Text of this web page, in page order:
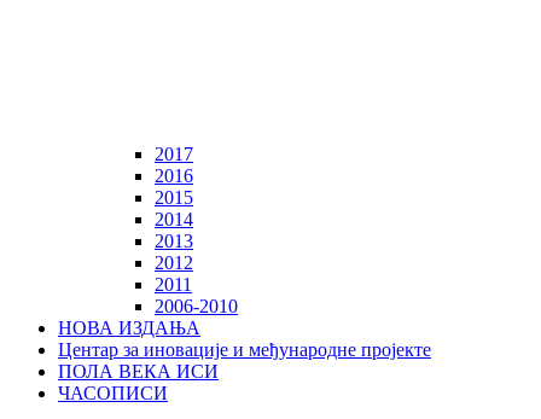
2017
2016
2015
2014
2013
2012
2011
2006-2010
НОВА ИЗДАЊА
Центар за иновације и међународне пројекте
ПОЛА ВЕКА ИСИ
ЧАСОПИСИ